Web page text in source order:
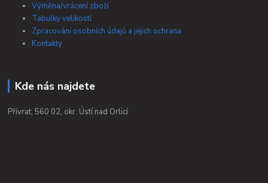
Výměna/vrácení zboží
Tabulky velikostí
Zpracování osobních údajů a jejich ochrana
Kontakty
Kde nás najdete
Přívrat, 560 02, okr. Ústí nad Orlicí